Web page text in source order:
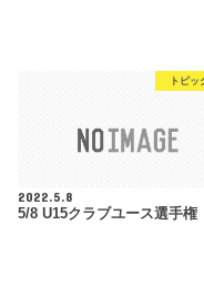
トピッ
2022.5.8
5/8 U15クラブユース選手権